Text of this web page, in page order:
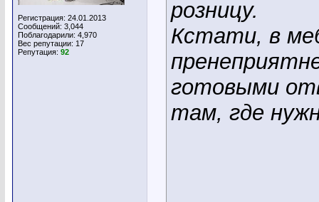
Регистрация: 24.01.2013
Сообщений: 3,044
Поблагодарили: 4,970
Вес репутации: 17
Репутация: 92
розницу.
Кстати, в
готовыми
там, где